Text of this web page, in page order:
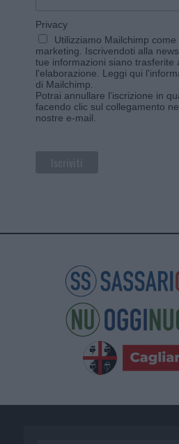
Privacy
Utilizziamo Mailchimp
marketing. Iscrivendoti alla
tue informazioni siano trasferite
l'elaborazione. Leggi qui
di Mailchimp
Potrai annullare l'iscrizione in
facendo clic sul collegamento
nostre e-mail.